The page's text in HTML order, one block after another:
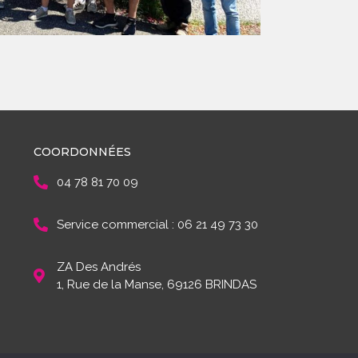
COORDONNÉES
04 78 81 70 09
Service commercial : 06 21 49 73 30
ZA Des Andrés
1, Rue de la Manse, 69126 BRINDAS